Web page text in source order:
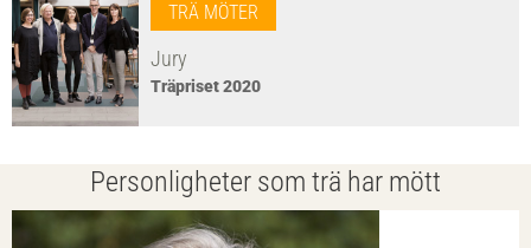
TRÄ MÖTER
Jury
Träpriset 2020
Personligheter som trä har mött